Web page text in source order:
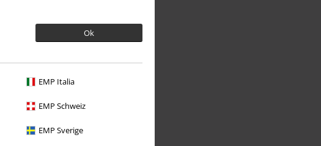
Ok
EMP Italia
EMP Schweiz
EMP Sverige